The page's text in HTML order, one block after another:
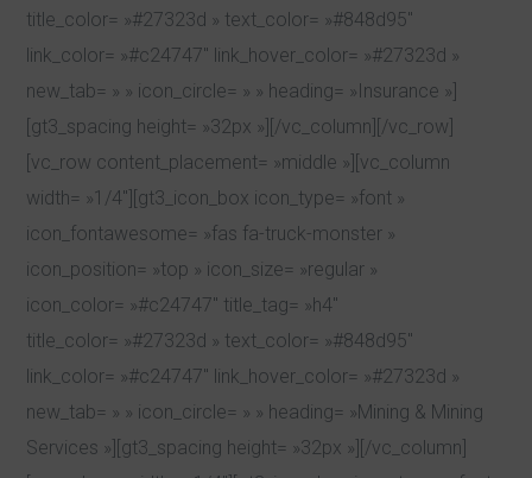
title_color= »#27323d » text_color= »#848d95″
link_color= »#c24747″ link_hover_color= »#27323d »
new_tab= » » icon_circle= » » heading= »Insurance »]
[gt3_spacing height= »32px »][/vc_column][/vc_row]
[vc_row content_placement= »middle »][vc_column
width= »1/4″][gt3_icon_box icon_type= »font »
icon_fontawesome= »fas fa-truck-monster »
icon_position= »top » icon_size= »regular »
icon_color= »#c24747″ title_tag= »h4″
title_color= »#27323d » text_color= »#848d95″
link_color= »#c24747″ link_hover_color= »#27323d »
new_tab= » » icon_circle= » » heading= »Mining & Mining
Services »][gt3_spacing height= »32px »][/vc_column]